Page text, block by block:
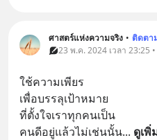
ศาสตร์แห่งความจริง • ติดตา
23 พ.ค. 2024 เวลา 23:25
ใช้ความเพียร
เพื่อบรรลุเป้าหมาย
ที่ตั้งใจเราทุกคนเป็น
คนดีอยู่แล้วไม่เช่นนั้น... ดูเพิ่